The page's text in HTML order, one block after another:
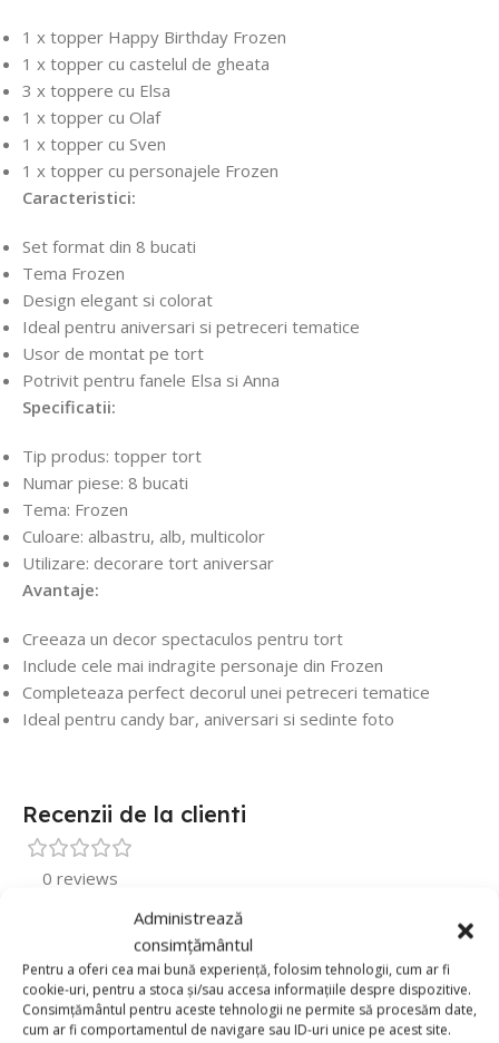
Administrează
consimțământul
Pentru a oferi cea mai bună experiență, folosim tehnologii, cum ar fi
cookie-uri, pentru a stoca și/sau accesa informațiile despre dispozitive.
Consimțământul pentru aceste tehnologii ne permite să procesăm date,
cum ar fi comportamentul de navigare sau ID-uri unice pe acest site.
1 x topper Happy Birthday Frozen
1 x topper cu castelul de gheata
3 x toppere cu Elsa
1 x topper cu Olaf
1 x topper cu Sven
1 x topper cu personajele Frozen
Caracteristici:
Set format din 8 bucati
Tema Frozen
Design elegant si colorat
Ideal pentru aniversari si petreceri tematice
Usor de montat pe tort
Potrivit pentru fanele Elsa si Anna
Specificatii:
Tip produs: topper tort
Numar piese: 8 bucati
Tema: Frozen
Culoare: albastru, alb, multicolor
Utilizare: decorare tort aniversar
Avantaje:
Creeaza un decor spectaculos pentru tort
Include cele mai indragite personaje din Frozen
Completeaza perfect decorul unei petreceri tematice
Ideal pentru candy bar, aniversari si sedinte foto
Recenzii de la clienti
0 reviews
0
0
0
0